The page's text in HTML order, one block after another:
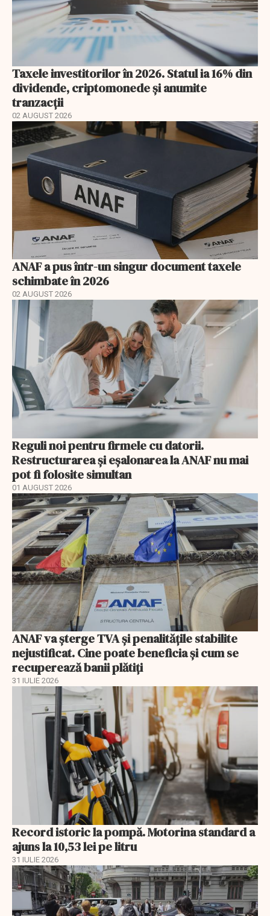
Taxele investitorilor în 2026. Statul ia 16% din
dividende, criptomonede și anumite
tranzacții
02 AUGUST 2026
ANAF a pus într-un singur document taxele
schimbate în 2026
02 AUGUST 2026
Reguli noi pentru firmele cu datorii.
Restructurarea și eșalonarea la ANAF nu mai
pot fi folosite simultan
01 AUGUST 2026
ANAF va șterge TVA și penalitățile stabilite
nejustificat. Cine poate beneficia și cum se
recuperează banii plătiți
31 IULIE 2026
Record istoric la pompă. Motorina standard a
ajuns la 10,53 lei pe litru
31 IULIE 2026